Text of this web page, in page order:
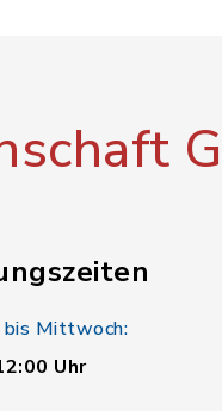
Mittwoch:
Uhr